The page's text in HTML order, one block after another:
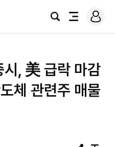
검
전
로
그
, 美 급락 마감
체 관련주 매물